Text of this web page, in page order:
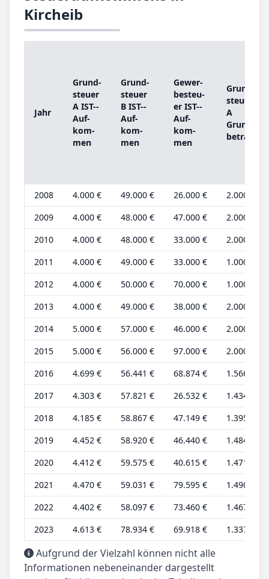
Kircheib
Jahr
Grund­
steu­er
A IST-­
Auf­
kom­
men
Grund­
steu­er
B IST-­
Auf­
kom­
men
Ge­wer­
be­steu­
er IST-­
Auf­
kom­
men
Grund­
steu­er
A
Grund­
be­trag
2008 4.000 € 49.000 € 26.000 €
2.000 €
2009
4.000 € 48.000 € 47.000 €
2.000 €
2010
4.000 € 48.000 € 33.000 €
2.000 €
2011
4.000 € 49.000 € 33.000 €
1.000 €
2012
4.000 € 50.000 € 70.000 €
1.000 €
2013
4.000 € 49.000 € 38.000 €
2.000 €
2014
5.000 € 57.000 € 46.000 €
2.000 €
2015
5.000 € 56.000 € 97.000 €
2.000 €
2016
4.699 € 56.441 € 68.874 €
1.566 €
2017
4.303 € 57.821 € 26.532 €
1.434 €
2018
4.185 € 58.867 € 47.149 €
1.395 €
2019
4.452 € 58.920 € 46.440 €
1.484 €
2020
4.412 € 59.575 € 40.615 €
1.471 €
2021
4.470 € 59.031 € 79.595 €
1.490 €
2022
4.402 € 58.097 € 73.460 €
1.467 €
2023
4.613 € 78.934 € 69.918 € 1.337 €
Aufgrund der Vielzahl können nicht alle
Informationen nebeneinander dargestellt